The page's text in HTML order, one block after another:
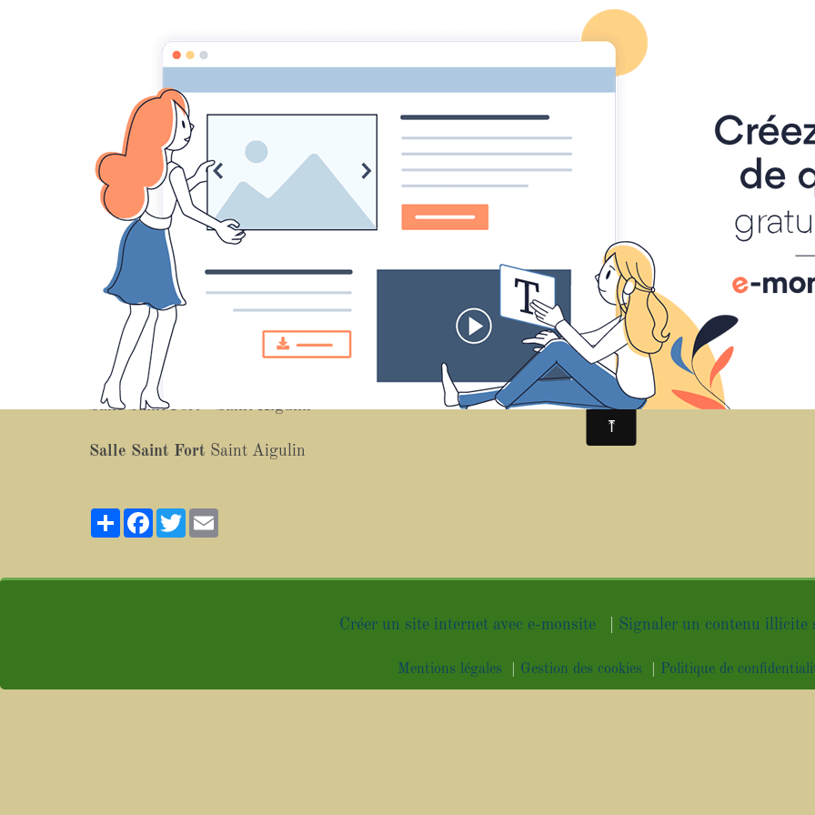
Paroisse de Saint-Aigulin MEDITER
Accueil Agenda Vie paroissiale Réunion préparation mariage
Réunion préparation mariage
Le 11/06/2022 à 17:00
Ajouter au calendrier
Salle Saint Fort - Saint Aigulin
Salle Saint Fort Saint Aigulin
PartagerFacebook
Twitter
Créer un site internet avec e-monsite Signaler un contenu illicite
Mentions légales Gestion des cookies Politique de